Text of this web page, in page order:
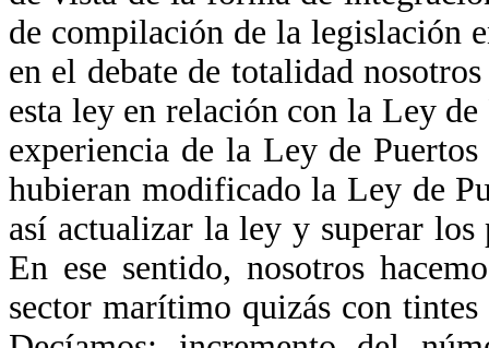
de compilación de la legislación
en el debate de totalidad
esta ley en relación con la Ley
experiencia de la Ley de
hubieran modificado la Ley de
así actualizar la ley y superar
En ese sentido, nosotros
sector marítimo quizás con